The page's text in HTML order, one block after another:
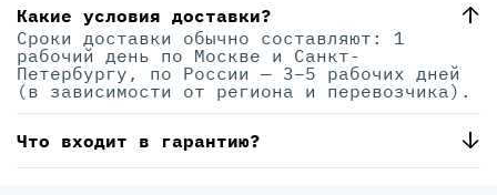
Какие условия доставки?
Сроки доставки обычно составляют: 1
рабочий день по Москве и Санкт-
Петербургу, по России — 3–5 рабочих дней
(в зависимости от региона и перевозчика).
Что входит в гарантию?